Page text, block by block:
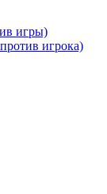
игры)
игрока)